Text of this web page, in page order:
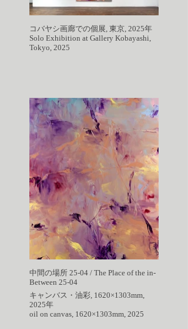
コバヤシ画廊での個展, 東京, 2025年
Solo Exhibition at Gallery Kobayashi,
Tokyo, 2025
中間の場所 25-04 / The Place of the in-
Between 25-04
キャンバス・油彩, 1620×1303mm,
2025年
oil on canvas, 1620×1303mm, 2025